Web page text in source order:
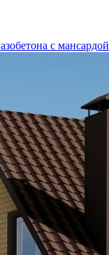
с мансардой